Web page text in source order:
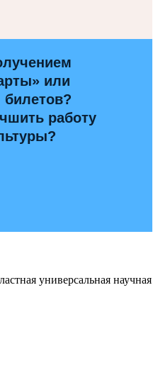
или
билетов?
работу
универсальная научная